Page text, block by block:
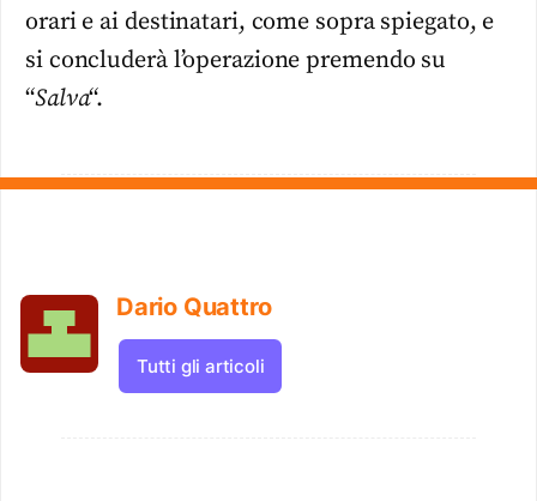
orari e ai destinatari, come sopra spiegato, e
si concluderà l’operazione premendo su
“Salva“.
Dario Quattro
Tutti gli articoli